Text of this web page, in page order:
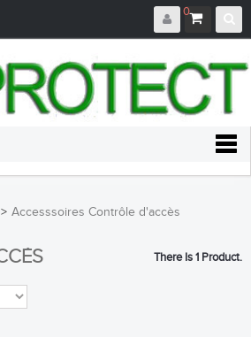
0
> Accesssoires Contrôle d'accès
There Is 1 Product.